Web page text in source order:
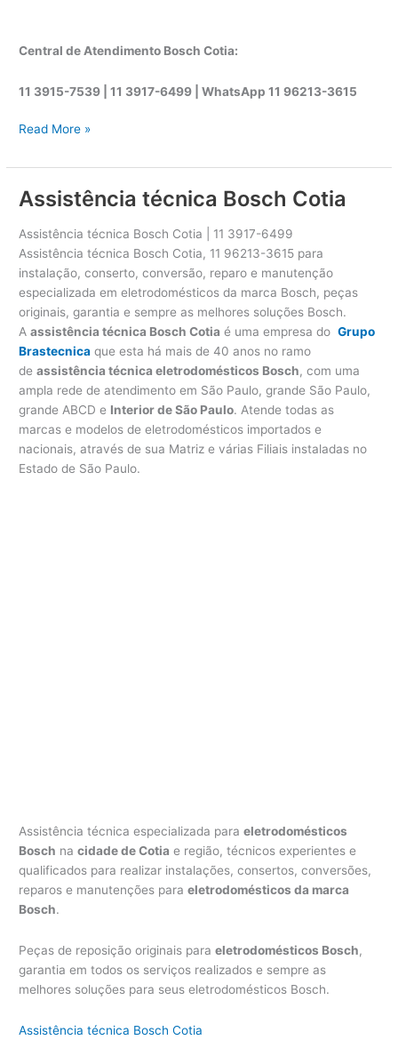
Central de Atendimento Bosch Cotia:
11 3915-7539 | 11 3917-6499 |WhatsApp11 96213-3615
A
s
s
t
ê
n
a
t
é
i
a
Read More »
Assistência técnica Bosch Cotia
Assistência técnica Bosch Cotia | 11 3917-6499
Assistência técnica Bosch Cotia, 11 96213-3615 para
instalação, conserto, conversão, reparo e manutenção
especializada em eletrodomésticos da marca Bosch, peças
originais, garantia e sempre as melhores soluções Bosch.
Aassistência técnica Bosch Cotia é uma empresa doGrupo
Brastecnica que esta há mais de 40 anos no ramo
deassistência técnica eletrodomésticos Bosch, com uma
ampla rede de atendimento em São Paulo, grande São Paulo,
grande ABCD e Interior de São Paulo. Atende todas as
marcas e modelos de eletrodomésticos importados e
nacionais, através de sua Matriz e várias Filiais instaladas no
Estado de São Paulo.
Assistência técnica especializada paraeletrodomésticos
Bosch nacidade de Cotia e região, técnicos experientes e
qualificados para realizar instalações, consertos, conversões,
reparos e manutenções paraeletrodomésticos da marca
Bosch.
Peças de reposição originais paraeletrodomésticos Bosch,
garantia em todos os serviços realizados e sempre as
melhores soluções para seus eletrodomésticos Bosch.
Assistência técnica Bosch Cotia